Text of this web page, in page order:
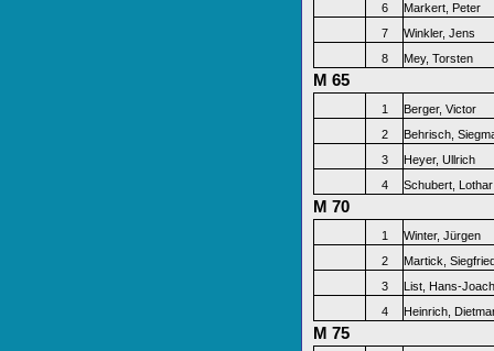
6
Markert, Peter
7
Winkler, Jens
8
Mey, Torsten
M 65
1
Berger, Victor
2
Behrisch,
3
Heyer, Ullrich
4
Schubert, Lothar
M 70
1
Winter, Jürgen
2
Martick,
3
List, Hans-
4
Heinrich,
M 75